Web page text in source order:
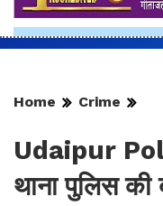
Home Crime
Udaipur
थाना पुलिस की